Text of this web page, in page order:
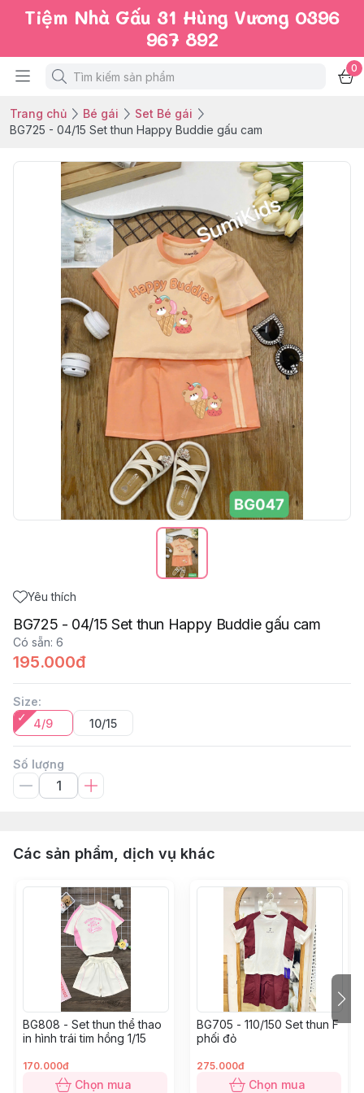
Tiệm Nhà Gấu 31 Hùng Vương 0396
967 892
0
Trang chủ Bé gái
Set Bé gái
BG725 - 04/15 Set thun Happy Buddie gấu cam
Yêu thích
BG725 - 04/15 Set thun Happy Buddie gấu cam
Có sẵn: 6
195.000đ
Size:
4/9
10/15
Số lượng
Các sản phẩm, dịch vụ khác
BG808 - Set thun thể thao
in hình trái tim hồng 1/15
170.000đ
Chọn mua
BG705 - 110/150 Set thun F
phối đỏ
275.000đ
Chọn mua